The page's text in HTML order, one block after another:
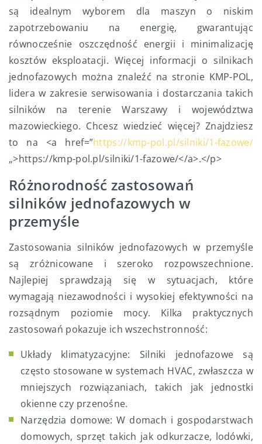
są idealnym wyborem dla maszyn o niskim
zapotrzebowaniu na energię, gwarantując
równocześnie oszczędność energii i minimalizację
kosztów eksploatacji. Więcej informacji o silnikach
jednofazowych można znaleźć na stronie KMP-POL,
lidera w zakresie serwisowania i dostarczania takich
silników na terenie Warszawy i województwa
mazowieckiego. Chcesz wiedzieć więcej? Znajdziesz
to na <a href=”https://kmp-pol.pl/silniki/1-fazowe/
„>https://kmp-pol.pl/silniki/1-fazowe/</a>.</p>
Różnorodność zastosowań
silników jednofazowych w
przemyśle
Zastosowania silników jednofazowych w przemyśle
są zróżnicowane i szeroko rozpowszechnione.
Najlepiej sprawdzają się w sytuacjach, które
wymagają niezawodności i wysokiej efektywności na
rozsądnym poziomie mocy. Kilka praktycznych
zastosowań pokazuje ich wszechstronność:
Układy klimatyzacyjne: Silniki jednofazowe są
często stosowane w systemach HVAC, zwłaszcza w
mniejszych rozwiązaniach, takich jak jednostki
okienne czy przenośne.
Narzędzia domowe: W domach i gospodarstwach
domowych, sprzęt takich jak odkurzacze, lodówki,